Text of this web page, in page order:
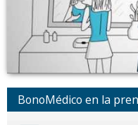
BonoMédico en la